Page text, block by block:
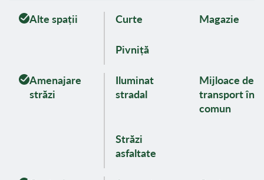
Alte spații Curte Magazie
Pivniță
Amenajare
străzi
Iluminat
stradal
Mijloace de
transport în
comun
Străzi
asfaltate